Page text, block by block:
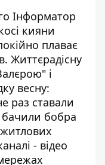
Інформатор
кияни
плаває
Життєрадісну
і
весну:
раз ставали
бобра
- відео